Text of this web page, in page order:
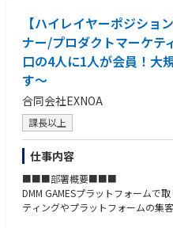
※GitHub Copilotの使用が可能です
https://branu.jp/news/page/
【配属部署】
プロダクト企画チーム
CPO直下の組織となります。
担当プロダクトごとに、デザイナ
ムを編成して開発を推進します。
【やりがい・魅力】
・自社サービスで直接ユーザーに
・業界だけでなく、社会的な意義
ます。
・第2創業期のようなフェーズなの
で、企画初期段階から運用・海
ジェクトが進行しており、幅広い
・「ヒットさせるために何が必要
るのではなく、プロダクトを通じ
拡大できるようなものづくりを目指
・常により良いモノづくりを追求
・チームワークを重んじる方
・高いコミュニケーション能力が
きる方
・論理的に物事を伝えられる方
・状況の変化などに臨機応変に対
【ハイレイヤーポジショ
ナー/プロダクトマーケ
口の4人に1人が会員！大
す～
合同会社EXNOA
課長以上
仕事内容
■■■部署概要■■■
DMM GAMESプラットフォームで
ティングやプラットフォームの集